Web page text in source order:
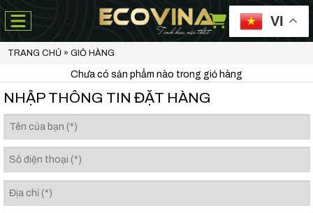
VI
TRANG CHỦ» GIỎ HÀNG
Chưa có sản phẩm nào trong giỏ hàng
NHẬP THÔNG TIN ĐẶT HÀNG